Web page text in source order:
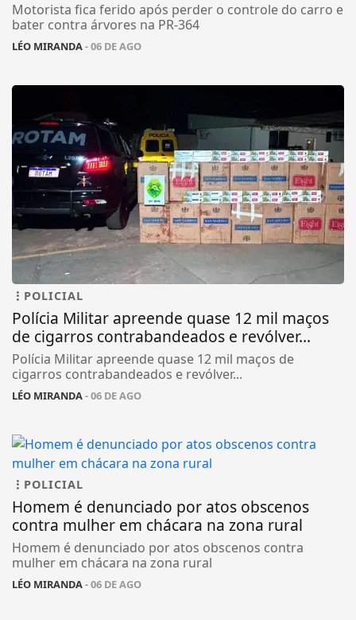
Motorista fica ferido após perder o controle do carro e
bater contra árvores na PR-364
LÉO MIRANDA- 06 DE AGO
POLICIAL
Polícia Militar apreende quase 12 mil maços
de cigarros contrabandeados e revólver...
Polícia Militar apreende quase 12 mil maços de
cigarros contrabandeados e revólver...
LÉO MIRANDA- 06 DE AGO
POLICIAL
Homem é denunciado por atos obscenos
contra mulher em chácara na zona rural
Homem é denunciado por atos obscenos contra
mulher em chácara na zona rural
LÉO MIRANDA- 06 DE AGO